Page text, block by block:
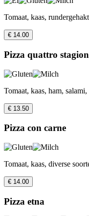
Tomaat, kaas,
€ 14.00
Pizza quattro
Tomaat, kaas, ham,
€ 13.50
Pizza con carne
Tomaat, kaas, diverse
€ 14.00
Pizza etna